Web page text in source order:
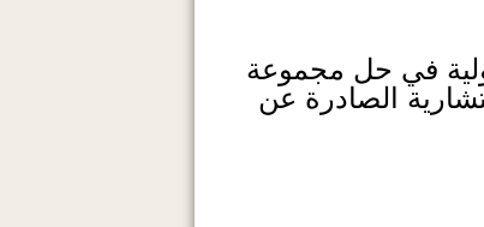
في حل مجموعة
الصادرة عن